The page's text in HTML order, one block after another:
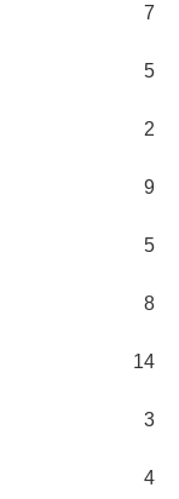
7
5
2
9
5
8
14
3
4